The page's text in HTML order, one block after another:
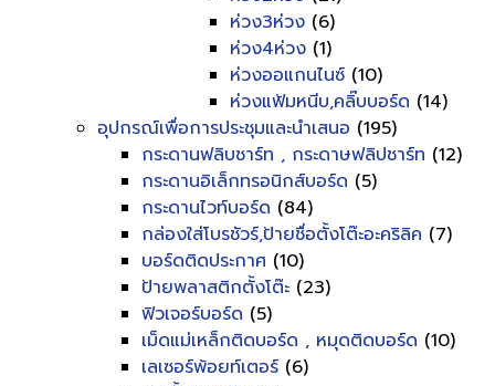
ห่วง3ห่วง (6)
ห่วง4ห่วง (1)
ห่วงออแกนไนซ์ (10)
ห่วงแฟ้มหนีบ,คลิ๊บบอร์ด (14)
อุปกรณ์เพื่อการประชุมและนำเสนอ (195)
กระดานฟลิบชาร์ท , กระดาษฟลิปชาร์ท (12)
กระดานอิเล็กทรอนิกส์บอร์ด (5)
กระดานไวท์บอร์ด (84)
กล่องใส่โบรชัวร์,ป้ายชื่อตั้งโต๊ะอะคริลิค (7)
บอร์ดติดประกาศ (10)
ป้ายพลาสติกตั้งโต๊ะ (23)
ฟิวเจอร์บอร์ด (5)
เม็ดแม่เหล็กติดบอร์ด , หมุดติดบอร์ด (10)
เลเซอร์พ้อยท์เตอร์ (6)